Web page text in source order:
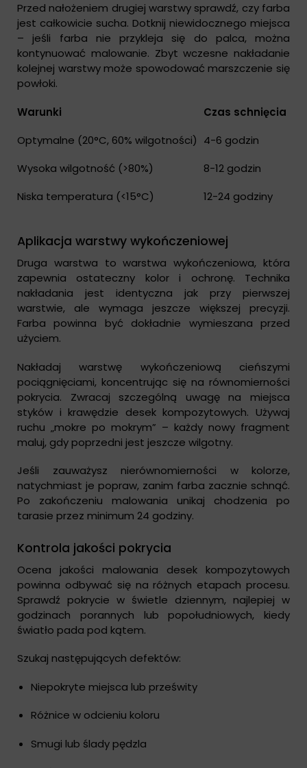
Przed nałożeniem drugiej warstwy sprawdź, czy farba
jest całkowicie sucha. Dotknij niewidocznego miejsca
– jeśli farba nie przykleja się do palca, można
kontynuować malowanie. Zbyt wczesne nakładanie
kolejnej warstwy może spowodować marszczenie się
powłoki.
Warunki
Czas schnięcia
Optymalne (20°C, 60% wilgotności) 4-6 godzin
Wysoka wilgotność (>80%)
8-12 godzin
Niska temperatura (<15°C)
12-24 godziny
Aplikacja warstwy wykończeniowej
Druga warstwa to warstwa wykończeniowa, która
zapewnia ostateczny kolor i ochronę. Technika
nakładania jest identyczna jak przy pierwszej
warstwie, ale wymaga jeszcze większej precyzji.
Farba powinna być dokładnie wymieszana przed
użyciem.
Nakładaj warstwę wykończeniową cieńszymi
pociągnięciami, koncentrując się na równomierności
pokrycia. Zwracaj szczególną uwagę na miejsca
styków i krawędzie desek kompozytowych. Używaj
ruchu „mokre po mokrym” – każdy nowy fragment
maluj, gdy poprzedni jest jeszcze wilgotny.
Jeśli zauważysz nierównomierności w kolorze,
natychmiast je popraw, zanim farba zacznie schnąć.
Po zakończeniu malowania unikaj chodzenia po
tarasie przez minimum 24 godziny.
Kontrola jakości pokrycia
Ocena jakości malowania desek kompozytowych
powinna odbywać się na różnych etapach procesu.
Sprawdź pokrycie w świetle dziennym, najlepiej w
godzinach porannych lub popołudniowych, kiedy
światło pada pod kątem.
Szukaj następujących defektów:
Niepokryte miejsca lub prześwity
Różnice w odcieniu koloru
Smugi lub ślady pędzla